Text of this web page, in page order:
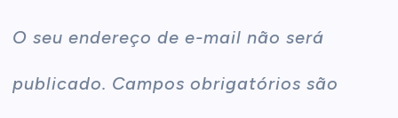
O seu endereço de e-mail não será
publicado. Campos obrigatórios são